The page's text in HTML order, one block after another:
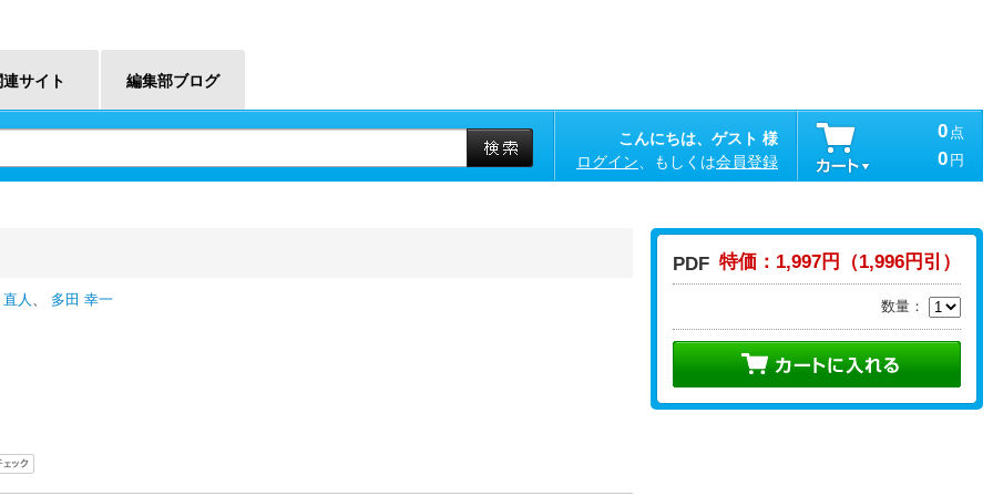
連サイト 編集部ブログ
こんにちは、ゲスト 様
ログイン 、もしくは会員登録
0 点
0 円
人 、 多田 幸一
PDF 特価：1,997円（1,996円引）
数量：